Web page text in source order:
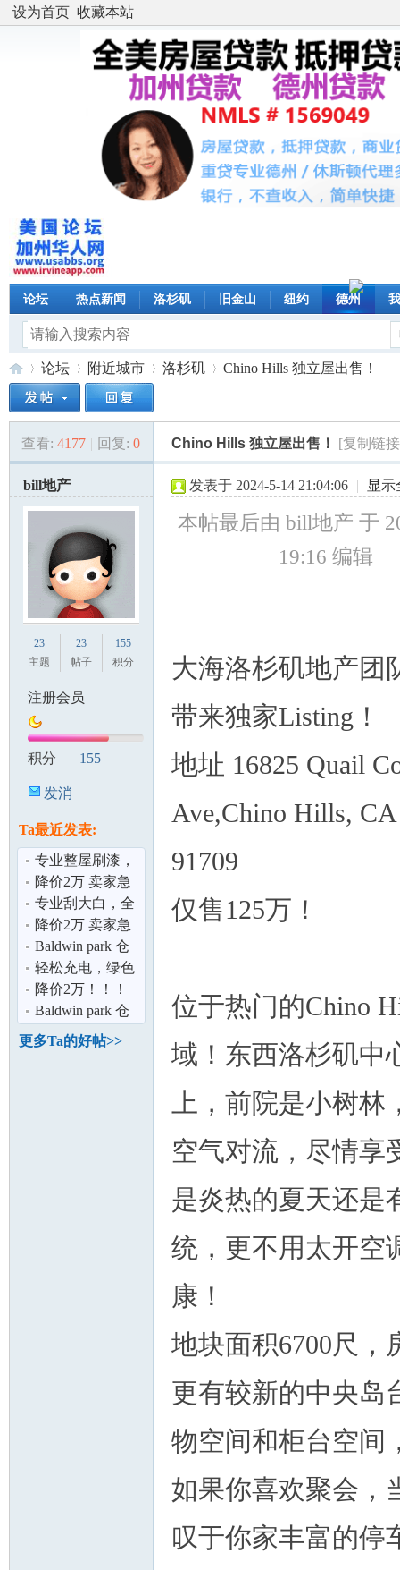
设为首页 收藏本站
论坛 热点新闻 洛杉矶 旧金山 纽约 德州
美»
论坛
›
附近城市 洛杉矶
›
Chino Hills 独立屋出售！
查看: 4177 | 回复: 0 Chino Hills 独立屋出售！ [复制链
bill地产
23
主题
23
帖子
155
积分
注册会员
积分 155
发消
Ta最近发表:
专业整屋刷漆，
为您打造完美家
居空间 ！
降价2万 卖家急
售2% 佣金！
专业刮大白，全
面呵护您的家居
环境！！
降价2万 卖家急
售2% 佣金！
Baldwin park 仓
库出租！
轻松充电，绿色
出行！
降价2万！！！
Chino Hills好景
豪宅仅售$132
Baldwin park 仓
库出租！
更多Ta的好帖>>
发表于 2024-5-14 21:04:06 | 显示
本帖最后由 bill地产 于
19:16 编辑
大海洛杉矶地产团
带来独家Listing！
地址 16825 Quail
Ave,Chino Hills, CA
91709
仅售125万！
位于热门的Chino
域！东西洛杉矶中
上，前院是小树林
空气对流，尽情享
是炎热的夏天还是
统，更不用太开空
康！
地块面积6700尺，
更有较新的中央岛
物空间和柜台空间
如果你喜欢聚会，
叹于你家丰富的停